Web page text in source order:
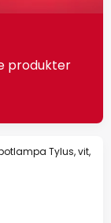
produkter
Tylus, vit,